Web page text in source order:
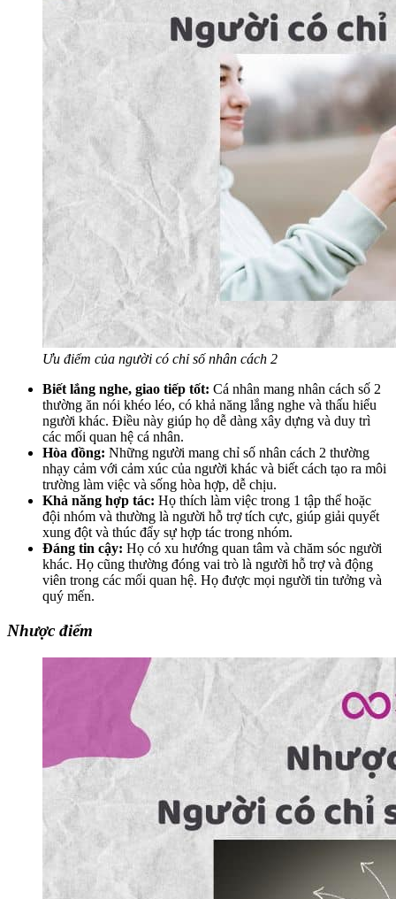
Ưu điểm của người có chỉ số nhân cách 2
Biết lắng nghe, giao tiếp tốt: Cá nhân mang nhân cách số 2
thường ăn nói khéo léo, có khả năng lắng nghe và thấu hiểu
người khác. Điều này giúp họ dễ dàng xây dựng và duy trì
các mối quan hệ cá nhân.
Hòa đồng: Những người mang chỉ số nhân cách 2 thường
nhạy cảm với cảm xúc của người khác và biết cách tạo ra môi
trường làm việc và sống hòa hợp, dễ chịu.
Khả năng hợp tác: Họ thích làm việc trong 1 tập thể hoặc
đội nhóm và thường là người hỗ trợ tích cực, giúp giải quyết
xung đột và thúc đẩy sự hợp tác trong nhóm.
Đáng tin cậy: Họ có xu hướng quan tâm và chăm sóc người
khác. Họ cũng thường đóng vai trò là người hỗ trợ và động
viên trong các mối quan hệ. Họ được mọi người tin tưởng và
quý mến.
Nhược điểm